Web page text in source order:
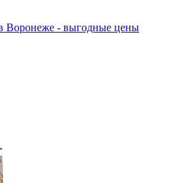
Воронеже - выгодные цены